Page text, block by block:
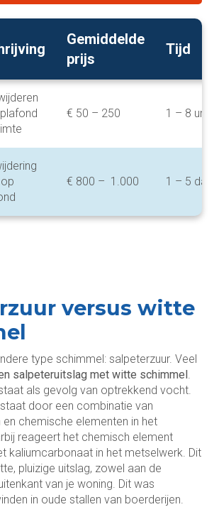
Gemiddelde
prijs
Tijd
€ 50 – 250 1 – 8 uren
€ 800 – 1.000 1 – 5
versus witte
type schimmel: salpeterzuur. Veel
salpeteruitslag met witte schimmel.
als gevolg van optrekkend vocht.
door een combinatie van
chemische elementen in het
reageert het chemisch element
kaliumcarbonaat in het metselwerk. Dit
pluizige uitslag, zowel aan de
van je woning. Dit was
in oude stallen van boerderijen.